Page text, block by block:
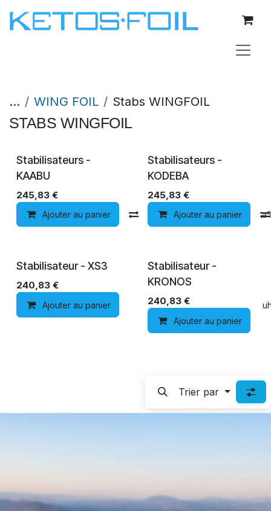
... WING FOIL Stabs WINGFOIL
STABS WINGFOIL
Stabilisateurs -
KAABU
245,83 €
Ajouter au panier Comparer Ajouter à la
Stabilisateurs -
KODEBA
245,83€
Ajouter au panier
Stabilisateur - XS3
240,83 €
Ajouter au panier Ajouter à la liste de
Stabilisateur -
KRONOS
240,83€
Ajouter au panier
Trier par